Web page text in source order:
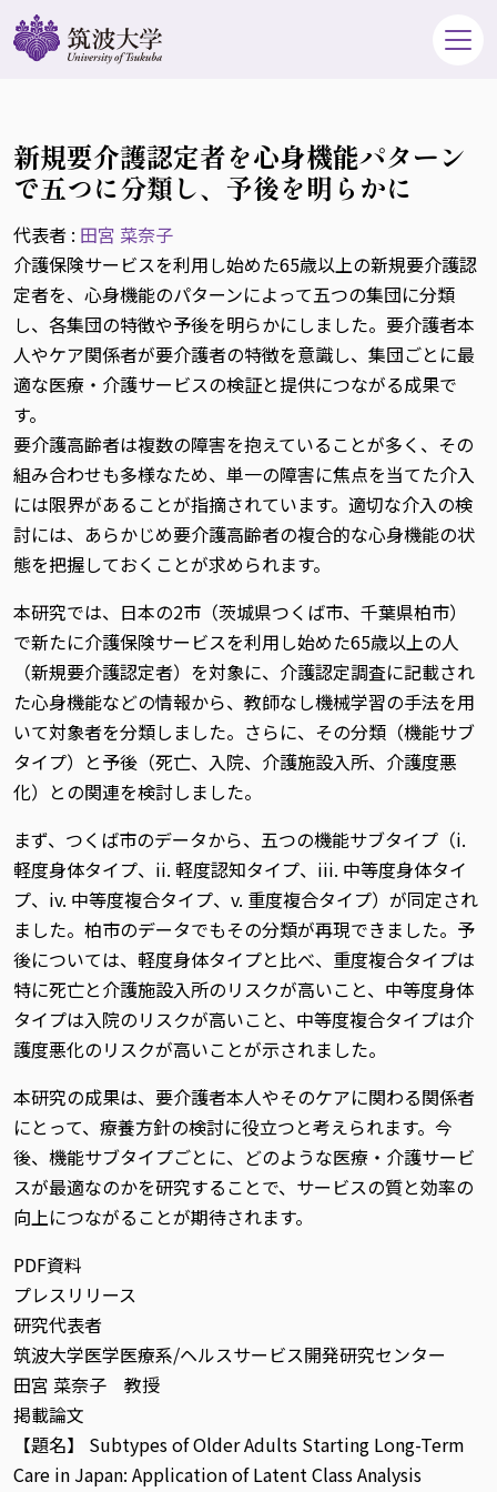
新規要介護認定者を心身機能パターン
で五つに分類し、予後を明らかに
代表者 : 田宮 菜奈子
介護保険サービスを利用し始めた65歳以上の新規要介護認
定者を、心身機能のパターンによって五つの集団に分類
し、各集団の特徴や予後を明らかにしました。要介護者本
人やケア関係者が要介護者の特徴を意識し、集団ごとに最
適な医療・介護サービスの検証と提供につながる成果で
す。
要介護高齢者は複数の障害を抱えていることが多く、その
組み合わせも多様なため、単一の障害に焦点を当てた介入
には限界があることが指摘されています。適切な介入の検
討には、あらかじめ要介護高齢者の複合的な心身機能の状
態を把握しておくことが求められます。
本研究では、日本の2市（茨城県つくば市、千葉県柏市）
で新たに介護保険サービスを利用し始めた65歳以上の人
（新規要介護認定者）を対象に、介護認定調査に記載され
た心身機能などの情報から、教師なし機械学習の手法を用
いて対象者を分類しました。さらに、その分類（機能サブ
タイプ）と予後（死亡、入院、介護施設入所、介護度悪
化）との関連を検討しました。
まず、つくば市のデータから、五つの機能サブタイプ（i.
軽度身体タイプ、ii. 軽度認知タイプ、iii. 中等度身体タイ
プ、iv. 中等度複合タイプ、v. 重度複合タイプ）が同定され
ました。柏市のデータでもその分類が再現できました。予
後については、軽度身体タイプと比べ、重度複合タイプは
特に死亡と介護施設入所のリスクが高いこと、中等度身体
タイプは入院のリスクが高いこと、中等度複合タイプは介
護度悪化のリスクが高いことが示されました。
本研究の成果は、要介護者本人やそのケアに関わる関係者
にとって、療養方針の検討に役立つと考えられます。今
後、機能サブタイプごとに、どのような医療・介護サービ
スが最適なのかを研究することで、サービスの質と効率の
向上につながることが期待されます。
PDF資料
プレスリリース
研究代表者
筑波大学医学医療系/ヘルスサービス開発研究センター
田宮 菜奈子 教授
掲載論文
【題名】 Subtypes of Older Adults Starting Long-Term
Care in Japan: Application of Latent Class Analysis